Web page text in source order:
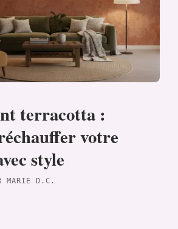
terracotta :
votre
style
MARIE D.C.